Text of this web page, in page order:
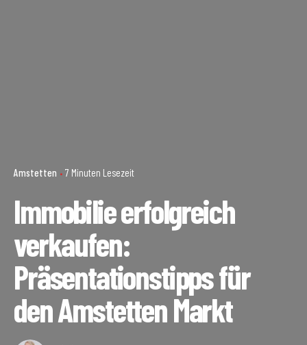
Amstetten 7 Minuten Lesezeit
Immobilie erfolgreich
verkaufen:
Präsentationstipps für
den Amstetten Markt